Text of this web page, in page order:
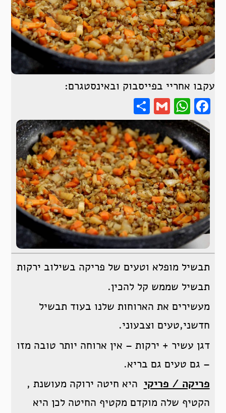
עקבו אחריי בפייסבוק ובאינסטגרם:
Facebook
WhatsApp
Gmail
תבשיל מופלא וטעים של פריקה בשילוב ירקות
תבשיל שממש קל להכין.
מעשירים את הארוחות שלנו בעוד תבשיל
חדשני,טעים וצבעוני.
דגן עשיר + ירקות – אין ארוחה יותר טובה מזו
– גם טעים גם בריא.
פריקה / פריקי היא חיטה ירוקה מעושנת ,
הקטיף שלה מוקדם מקטיף החיטה לכן היא